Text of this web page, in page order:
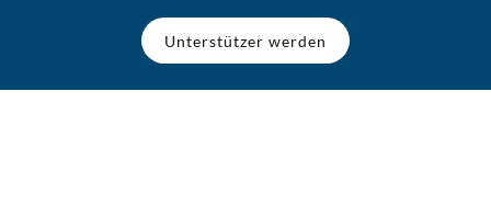
Unterstützer werden